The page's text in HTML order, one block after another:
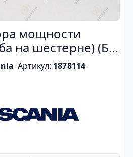
мощности
на шестерне) (Б/
Артикул: 1878114